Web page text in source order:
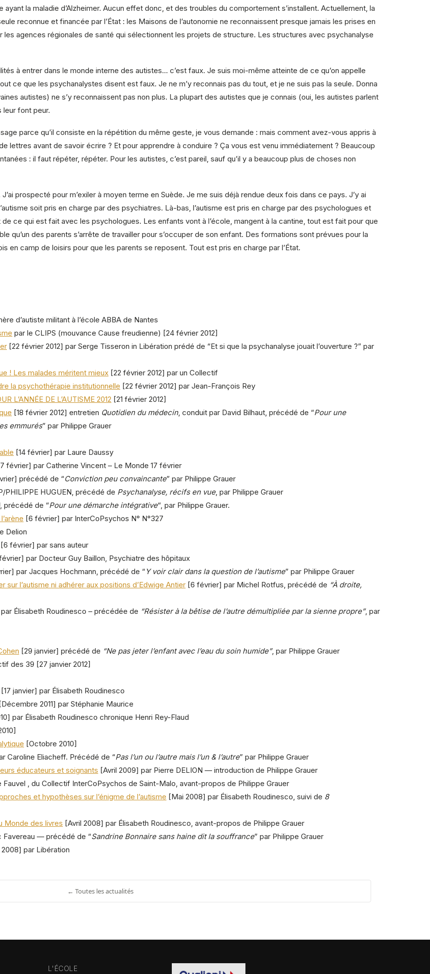
la maladie d’Alzheimer. Aucun effet donc, et des troubles du comportement s’installent. Actuellement, la
reconnue et financée par l’État : les Maisons de l’autonomie ne reconnaissent presque jamais les prises en
agences régionales de santé qui sélectionnent les projets de structure. Les structures avec psychanalyse
à entrer dans le monde interne des autistes… c’est faux. Je suis moi-même atteinte de ce qu’on appelle
ce que les psychanalystes disent est faux. Je ne m’y reconnais pas du tout, et je ne suis pas la seule. Donna
autistes) ne s’y reconnaissent pas non plus. La plupart des autistes que je connais (oui, les autistes parlent
font peur.
parce qu’il consiste en la répétition du même geste, je vous demande : mais comment avez-vous appris à
lettres avant de savoir écrire ? Et pour apprendre à conduire ? Ça vous est venu immédiatement ? Beaucoup
: il faut répéter, répéter. Pour les autistes, c’est pareil, sauf qu’il y a beaucoup plus de choses non
prospecté pour m’exiler à moyen terme en Suède. Je me suis déjà rendue deux fois dans ce pays. J’y ai
soit pris en charge par des psychiatres. Là-bas, l’autisme est pris en charge par des psychologues et
ce qui est fait avec les psychologues. Les enfants vont à l’école, mangent à la cantine, tout est fait pour que
qu’un des parents s’arrête de travailler pour s’occuper de son enfant. Des formations sont prévues pour la
en camp de loisirs pour que les parents se reposent. Tout est pris en charge par l’État.
d’autiste militant à l’école ABBA de Nantes
par le CLIPS (mouvance Cause freudienne) [24 février 2012]
[22 février 2012] par Serge Tisseron in Libération prédé de “Et si que la psychanalyse jouait l’ouverture ?” par
! Les malades méritent mieux [22 février 2012] par un Collectif
la psychothérapie institutionnelle [22 février 2012] par Jean-François Rey
L’ANNÉE DE L’AUTISME 2012 [21 février 2012]
[18 février 2012] entretien Quotidien du médecin, conduit par David Bilhaut, précédé de “Pour une
emmurés” par Philippe Grauer
[14 février] par Laure Daussy
février] par Catherine Vincent – Le Monde 17 février
précédé de “Conviction peu convaincante” par Philippe Grauer
PHILIPPE HUGUEN, précédé de Psychanalyse, récifs en vue, par Philippe Grauer
précédé de “Pour une démarche intégrative“, par Philippe Grauer.
[6 février] par InterCoPsychos N° N°327
Delion
[6 février] par sans auteur
par Docteur Guy Baillon, Psychiatre des hôpitaux
par Jacques Hochmann, précédé de “ Y voir clair dans la question de l’autisme” par Philippe Grauer
l’autisme ni adhérer aux positions d’Edwige Antier [6 février] par Michel Rotfus, précédé de “À droite,
Élisabeth Roudinesco – précédée de “Résister à la bêtise de l’autre démultipliée par la sienne propre”, par
[29 janvier] précédé de “Ne pas jeter l’enfant avec l’eau du soin humide”, par Philippe Grauer
des 39 [27 janvier 2012]
[17 janvier] par Élisabeth Roudinesco
2011] par Stéphanie Maurice
par Élisabeth Roudinesco chronique Henri Rey-Flaud
[Octobre 2010]
Caroline Eliacheff. Précédé de “Pas l’un ou l’autre mais l’un & l’autre” par Philippe Grauer
éducateurs et soignants [Avril 2009] par Pierre DELION — introduction de Philippe Grauer
, du Collectif InterCoPsychos de Saint-Malo, avant-propos de Philippe Grauer
et hypothèses sur l’énigme de l’autisme [Mai 2008] par Élisabeth Roudinesco, suivi de 8
Monde des livres [Avril 2008] par Élisabeth Roudinesco, avant-propos de Philippe Grauer
Favereau — précédé de “Sandrine Bonnaire sans haine dit la souffrance” par Philippe Grauer
par Libération
← Toutes les actualités
L'ÉCOLE